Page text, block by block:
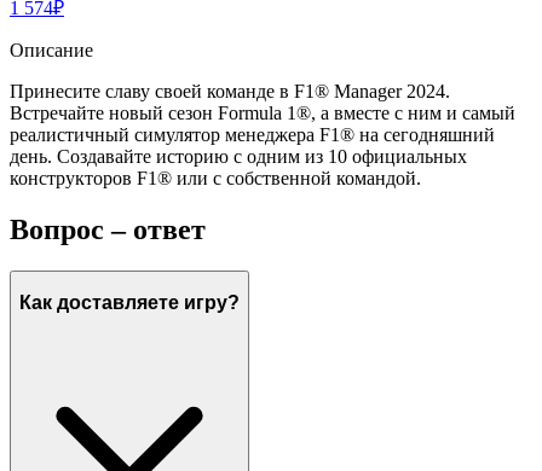
1 574₽
Описание
Принесите славу своей команде в F1® Manager 2024.
Встречайте новый сезон Formula 1®, а вместе с ним и самый
реалистичный симулятор менеджера F1® на сегодняшний
день. Создавайте историю с одним из 10 официальных
конструкторов F1® или с собственной командой.
Вопрос – ответ
Как доставляете игру?